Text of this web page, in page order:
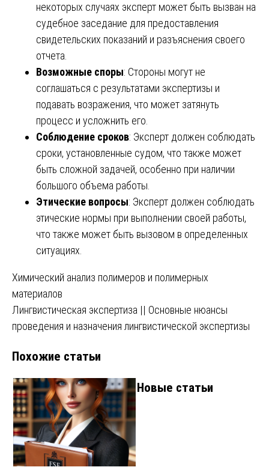
некоторых случаях эксперт может быть вызван на
судебное заседание для предоставления
свидетельских показаний и разъяснения своего
отчета.
Возможные споры: Стороны могут не
соглашаться с результатами экспертизы и
подавать возражения, что может затянуть
процесс и усложнить его.
Соблюдение сроков: Эксперт должен соблюдать
сроки, установленные судом, что также может
быть сложной задачей, особенно при наличии
большого объема работы.
Этические вопросы: Эксперт должен соблюдать
этические нормы при выполнении своей работы,
что также может быть вызовом в определенных
ситуациях.
Навигация
по
записям
Химический анализ полимеров и полимерных
материалов
Лингвистическая экспертиза || Основные нюансы
проведения и назначения лингвистической экспертизы
Похожие статьи
Новые статьи